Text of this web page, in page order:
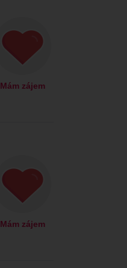
Mám zájem
Mám zájem